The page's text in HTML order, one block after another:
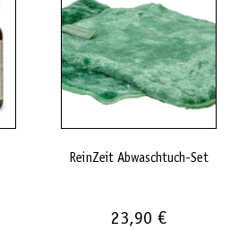
ReinZeit Abwaschtuch-Set
23,90 €